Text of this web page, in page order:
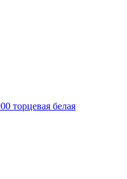
торцевая белая